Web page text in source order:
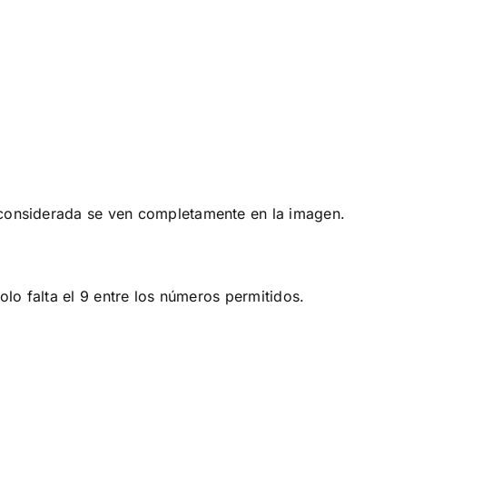
se ven completamente en la imagen.
falta el 9 entre los números permitidos.